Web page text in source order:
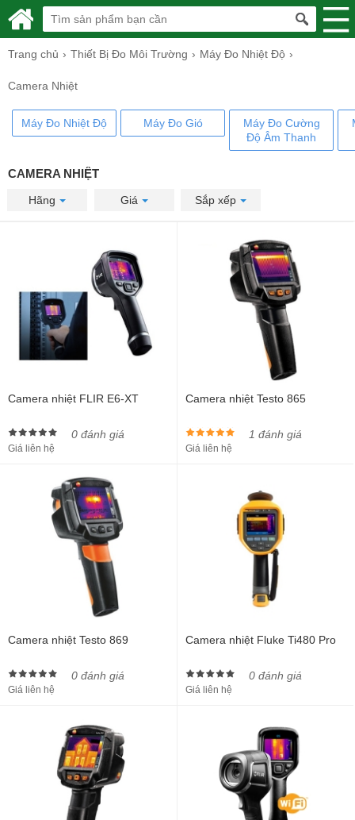
Trang chủ Thiết Bị Đo Môi Trường Máy Đo Nhiệt Độ
Camera Nhiệt
Máy Đo Nhiệt Độ Máy Đo Gió
Máy Đo Cường
Độ Âm Thanh
CAMERA NHIỆT
Hãng Giá Sắp xếp
Camera nhiệt FLIR E6-XT
0 đánh giá
Giá liên hệ
Camera nhiệt Testo 865
1 đánh giá
Giá liên hệ
Camera nhiệt Testo 869
0 đánh giá
Giá liên hệ
Camera nhiệt Fluke Ti480 Pro
0 đánh giá
Giá liên hệ